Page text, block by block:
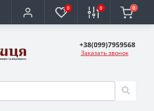
0 0 0
+38(099)7959568
Заказать звонок